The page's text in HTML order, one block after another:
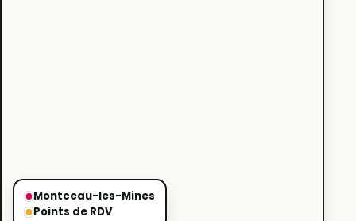
Montceau-les-Mines
Points de RDV